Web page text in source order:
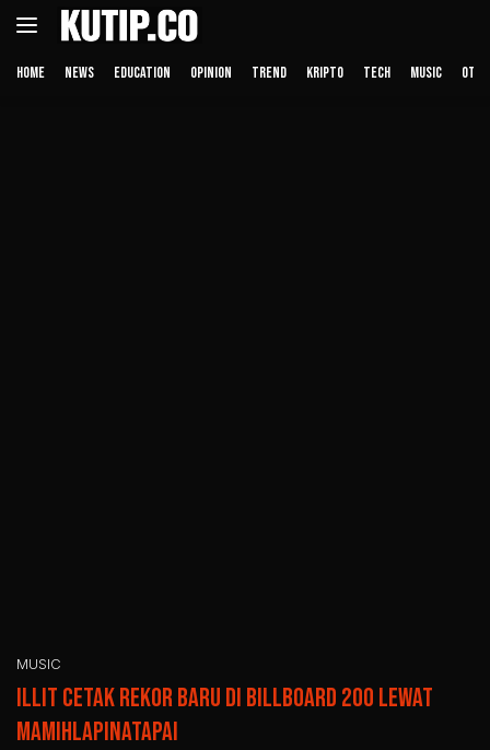
Langsung
HOME NEWS EDUCATION OPINION TREND KRIPTO TECH MUSIC
MUSIC
ILLIT Cetak Rekor Baru di Billboard 200 Lewat
MAMIHLAPINATAPAI